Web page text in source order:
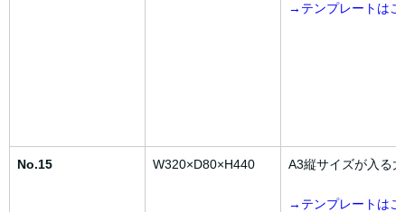
→テンプレートはこ
No.15 W320×D80×H440 A3縦サイズが入る
→テンプレートはこ